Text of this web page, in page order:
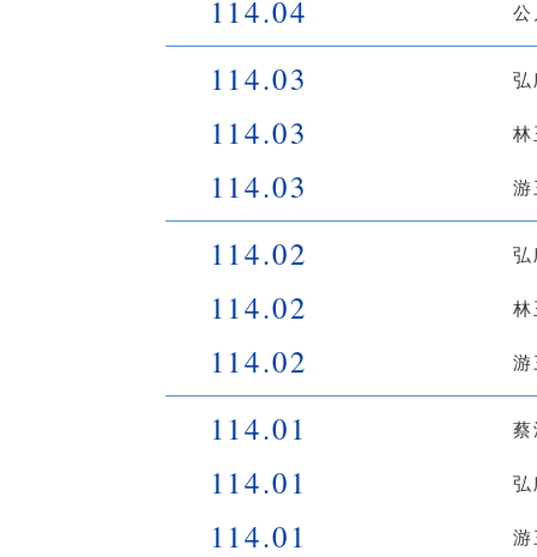
114.04
114.03
114.03
114.03
114.02
114.02
114.02
114.01
114.01
114.01